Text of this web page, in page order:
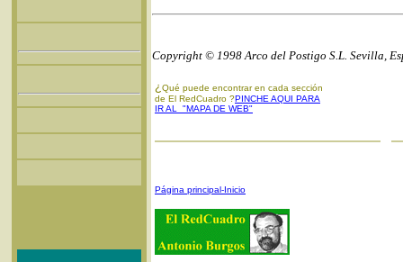
Copyright © 1998 Arco del Postigo S.L. Sevilla,
¿ Qué puede encontrar en cada sección
de El RedCuadro ?PINCHE AQUI PARA
IR AL "MAPA DE WEB"
Página principal-Inicio